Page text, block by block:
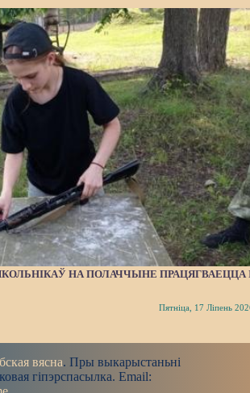
НА ПОЛАЧЧЫНЕ ПРАЦЯГВАЕЦЦА
Пятніца, 17 Ліпень
вясна. Пры выкарыстаньні
гіпэрспасылка. Email: